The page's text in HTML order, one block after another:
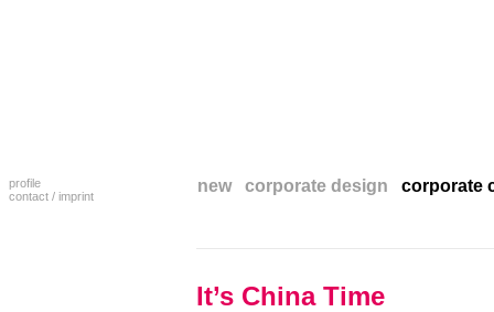
profile
contact / imprint
new corporate design corporate
It’s China Time